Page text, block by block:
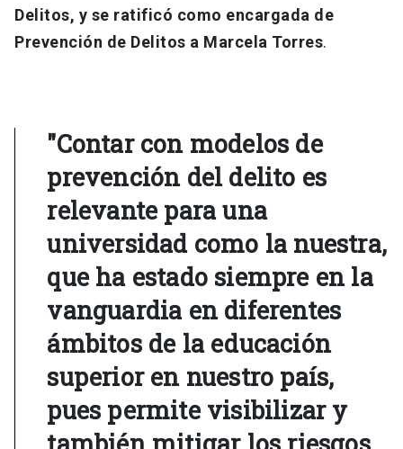
Delitos, y se ratificó como encargada de
Prevención de Delitos a Marcela Torres.
"Contar con modelos de
prevención del delito es
relevante para una
universidad como la nuestra,
que ha estado siempre en la
vanguardia en diferentes
ámbitos de la educación
superior en nuestro país,
pues permite visibilizar y